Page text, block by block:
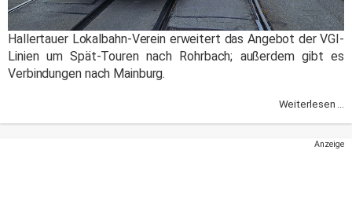
Hallertauer Lokalbahn-Verein erweitert das Angebot der VGI-
Linien um Spät-Touren nach Rohrbach; außerdem gibt es
Verbindungen nach Mainburg.
Weiterlesen ...
Anzeige